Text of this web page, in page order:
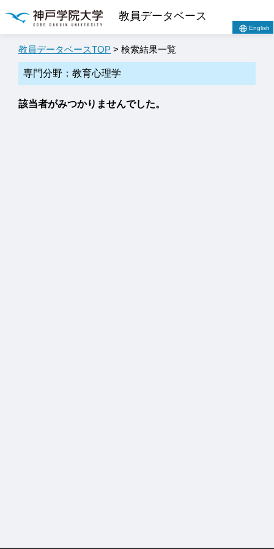
教員データベース
English
教員データベースTOP > 検索結果一覧
専門分野：教育心理学
該当者がみつかりませんでした。